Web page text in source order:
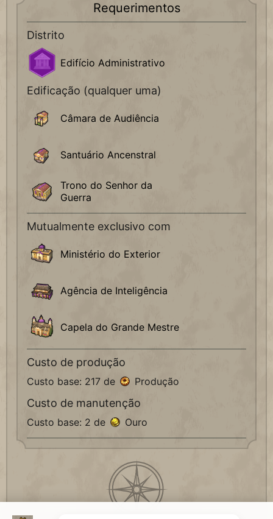
Requerimentos
Distrito
Edifício Administrativo
Edificação (qualquer uma)
Câmara de Audiência
Santuário Ancenstral
Trono do Senhor da
Guerra
Mutualmente exclusivo com
Ministério do Exterior
Agência de Inteligência
Capela do Grande Mestre
Custo de produção
Custo base: 217 de Produção
Custo de manutenção
Custo base: 2 de Ouro